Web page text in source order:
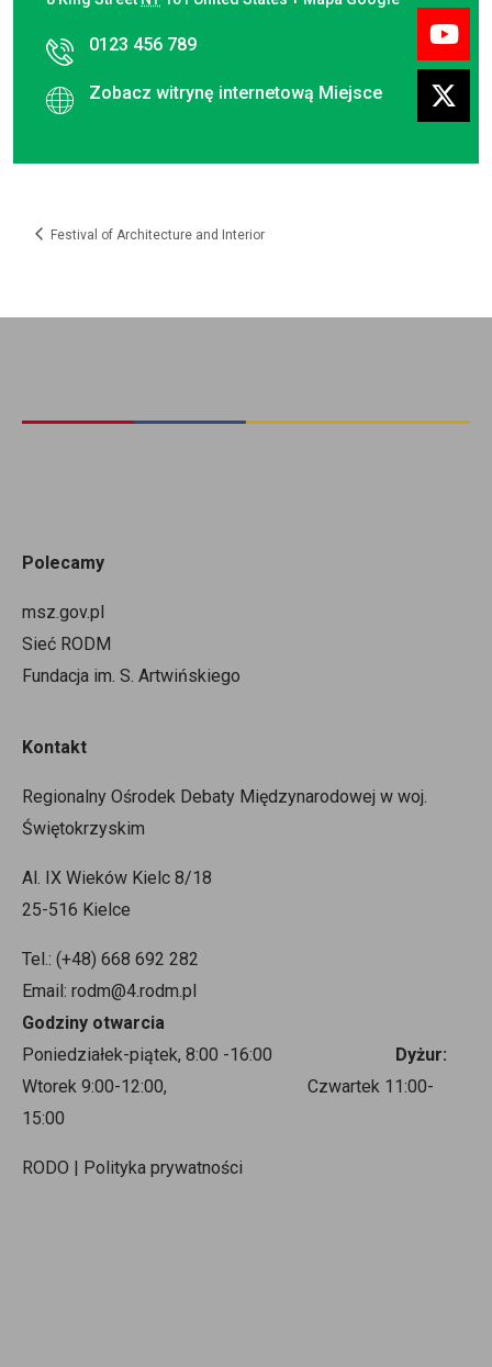
0123 456 789
Zobacz witrynę internetową Miejsce
Festival of Architecture and Interior
Polecamy
msz.gov.pl
Sieć RODM
Fundacja im. S. Artwińskiego
Kontakt
Regionalny Ośrodek Debaty Międzynarodowej w woj.
Świętokrzyskim
Al. IX Wieków Kielc 8/18
25-516 Kielce
Tel.: (+48) 668 692 282
Email: rodm@4.rodm.pl
Godziny otwarcia
Poniedziałek-piątek, 8:00 -16:00 Dyżur:
Wtorek 9:00-12:00, Czwartek 11:00-
15:00
RODO | Polityka prywatności